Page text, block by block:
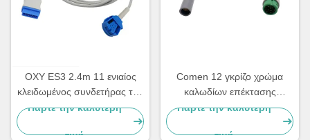
OXY ES3 2.4m 11 ενιαίος
κλειδωμένος συνδετήρας της
Γερμανίας καλωδίων
επέκτασης καρφιτσών Spo2
Πάρτε την καλύτερη
τιμή
Comen 12 γκρίζο χρώμα
καλωδίων επέκτασης
αισθητήρων καλωδίων Spo2
προσαρμοστών καρφιτσών
Spo2
Πάρτε την καλύτερη
τιμή